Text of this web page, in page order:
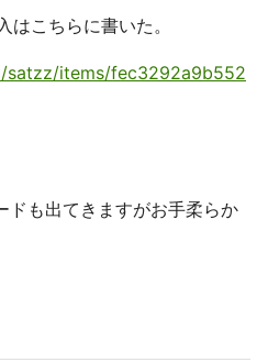
こちらに書いた。
items/fec3292a9b552
も出てきますがお手柔らか